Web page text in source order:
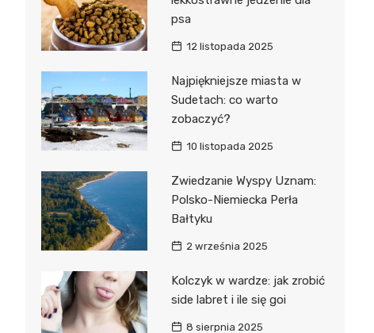
psa
12 listopada 2025
Najpiękniejsze miasta w
Sudetach: co warto
zobaczyć?
10 listopada 2025
Zwiedzanie Wyspy Uznam:
Polsko-Niemiecka Perła
Bałtyku
2 września 2025
Kolczyk w wardze: jak zrobić
side labret i ile się goi
8 sierpnia 2025